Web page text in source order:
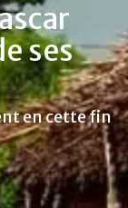
ses
en cette fin